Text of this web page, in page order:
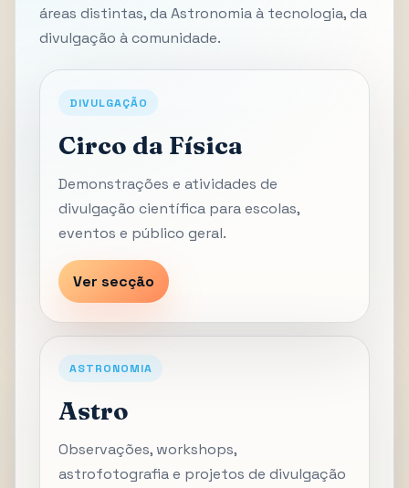
áreas distintas, da Astronomia à tecnologia, da
divulgação à comunidade.
DIVULGAÇÃO
Circo da Física
Demonstrações e atividades de
divulgação científica para escolas,
eventos e público geral.
Ver secção
ASTRONOMIA
Astro
Observações, workshops,
astrofotografia e projetos de divulgação